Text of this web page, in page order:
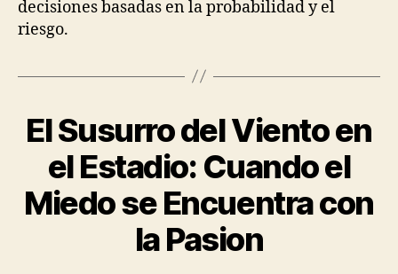
decisiones basadas en la probabilidad y el
riesgo.
El Susurro del Viento en
el Estadio: Cuando el
Miedo se Encuentra con
la Pasion